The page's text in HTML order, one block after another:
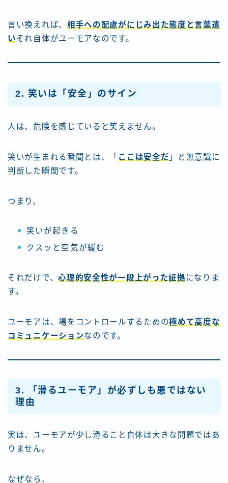
言い換えれば、 相手への配慮がにじみ出た態度と言葉遣
いそれ自体がユーモアなのです。
2. 笑いは「安全」のサイン
人は、危険を感じていると笑えません。
笑いが生まれる瞬間とは、「 ここは安全だ 」と無意識に
判断した瞬間です。
つまり、
笑いが起きる
クスッと空気が緩む
それだけで、心理的安全性が一段上がった証拠になりま
す。
ユーモアは、場をコントロールするための極めて高度な
コミュニケーションなのです。
3. 「滑るユーモア」が必ずしも悪ではない
理由
実は、ユーモアが少し滑ること自体は大きな問題ではあ
りません。
なぜなら、